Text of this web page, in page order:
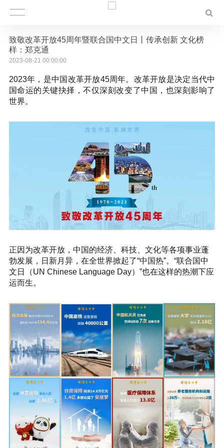
致敬改革开放45周年暨联合国中文日丨传承创新 文化榜
样：郑克通
2023-08-21 00:00:00
2023年，是中国改革开放45周年。改革开放是决定当代中
国命运的关键抉择，不仅深刻改变了中国，也深刻影响了
世界。
正因为改革开放，中国的经济、科技、文化等各项事业蓬
勃发展，日新月异，在全世界掀起了“中国热”。“联合国中
文日（UN Chinese Language Day）”也在这样的热潮下应
运而生。